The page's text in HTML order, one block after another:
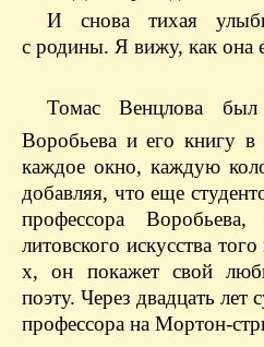
И снова тихая
с родины. Я вижу, как она
Томас Венцлова
Воробьева и его книгу
каждое окно, каждую
добавляя, что еще
профессора
литовского искусства
х, он покажет свой
поэту. Через двадцать лет
профессора на Мортон-